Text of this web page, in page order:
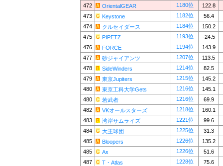
472
OrientalGEAR 1180位
122.8
473
Keystone 1182位
56.4
474
クルセイダース 1184位
150.2
475
PIPETZ 1193位
-24.5
476
FORCE 1194位
143.9
477
砂ジャイアンツ 1207位
113.5
478
SideWinders 1214位
82.5
479
東京Jupiters 1215位
145.2
480
東京工科大学Gets 1216位
145.1
480
若武者 1216位
69.9
482
VKオールスターズ 1218位
160.1
483
湾岸サムライズ 1221位
99.6
484
大王球団 1225位
31.3
485
Bloopers 1226位
135.2
485
As 1226位
51.6
487
T・Atlas 1228位
75.6